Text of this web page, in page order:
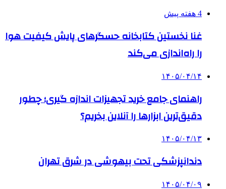
4 هفته پیش
غنا نخستین کتابخانه حسگرهای پایش کیفیت هوا
را راه‌اندازی می‌کند
۱۴۰۵/۰۴/۱۴
راهنمای جامع خرید تجهیزات اندازه گیری؛ چطور
دقیق‌ترین ابزارها را آنلاین بخریم؟
۱۴۰۵/۰۴/۱۳
دندانپزشکی تحت بیهوشی در شرق تهران
۱۴۰۵/۰۴/۰۹